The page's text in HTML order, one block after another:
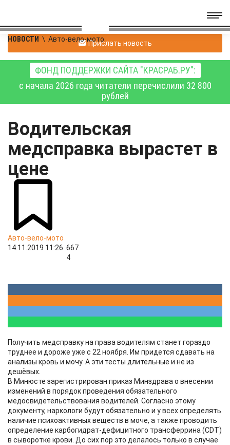
НОВОСТИ \ Авто-вело-мотоПрислать новость
ФОНД ПОДДЕРЖКИ САЙТА "КРАСРАБ.РУ":
с начала 2026 года читатели перечислили 32 800
рублей
Водительская
медсправка вырастет в
цене
Авто-вело-мото
14.11.2019 11:26 667
4
Получить медсправку на права водителям станет гораздо
труднее и дороже уже с 22 ноября. Им придется сдавать на
анализы кровь и мочу. А эти тесты длительные и не из
дешёвых.
В Минюсте зарегистрирован приказ Минздрава о внесении
изменений в порядок проведения обязательного
медосвидетельствования водителей. Согласно этому
документу, наркологи будут обязательно и у всех определять
наличие психоактивных веществ в моче, а также проводить
определение карбогидрат-дефицитного трансферрина (CDT)
в сыворотке крови. До сих пор это делалось только в случае